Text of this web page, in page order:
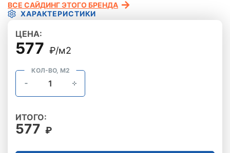
ХАРАКТЕРИСТИКИ
ВСЕ САЙДИНГ ЭТОГО БРЕНДА
ЦЕНА:
577 ₽/м2
КОЛ-ВО, М2
ИТОГО:
577 ₽